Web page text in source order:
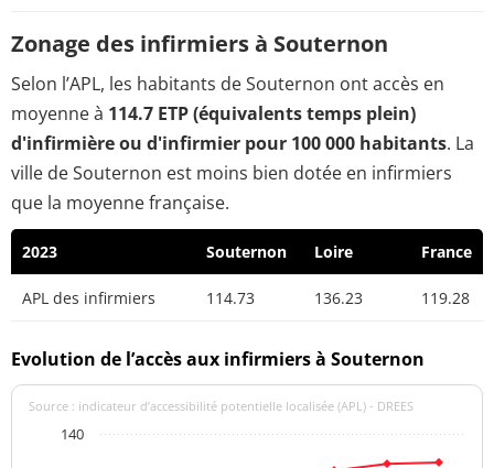
Zonage des infirmiers à Souternon
Selon l’APL, les habitants de Souternon ont accès en
moyenne à 114.7 ETP (équivalents temps plein)
d'infirmière ou d'infirmier pour 100 000 habitants. La
ville de Souternon est moins bien dotée en infirmiers
que la moyenne française.
2023 Souternon Loire France
APL des infirmiers 114.73 136.23 119.28
Evolution de l’accès aux infirmiers à Souternon
Source : indicateur d’accessibilité potentielle localisée (APL) - DREES
140